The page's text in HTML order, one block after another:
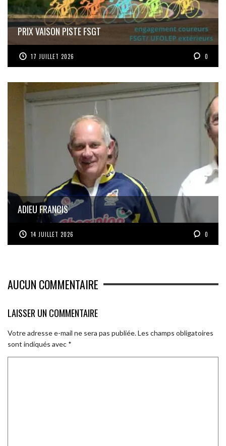
PRIX VAISON PISTE FSGT
17 JUILLET 2026 0
ADIEU FRANCIS
14 JUILLET 2026 0
AUCUN COMMENTAIRE
LAISSER UN COMMENTAIRE
Votre adresse e-mail ne sera pas publiée.Les champs obligatoires
sont indiqués avec *